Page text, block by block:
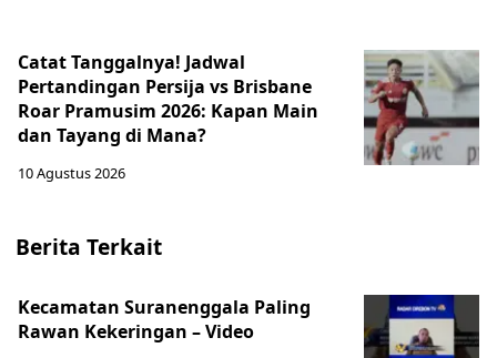
Catat Tanggalnya! Jadwal
Pertandingan Persija vs Brisbane
Roar Pramusim 2026: Kapan Main
dan Tayang di Mana?
10 Agustus 2026
Berita Terkait
Kecamatan Suranenggala Paling
Rawan Kekeringan – Video